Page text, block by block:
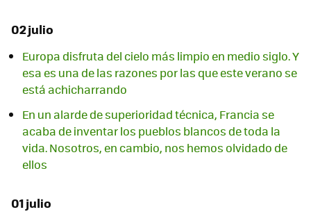
02 julio
Europa disfruta del cielo más limpio en medio siglo. Y
esa es una de las razones por las que este verano se
está achicharrando
En un alarde de superioridad técnica, Francia se
acaba de inventar los pueblos blancos de toda la
vida. Nosotros, en cambio, nos hemos olvidado de
ellos
01 julio